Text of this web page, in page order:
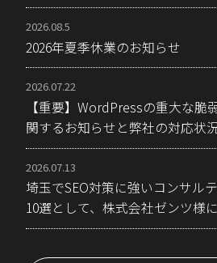
2026.08.5
2026年夏季休業のお知らせ
2026.07.22
【重要】WordPressの重大な脆
関するお知らせと弊社の対応状
2026.07.13
埼玉でSEO対策に強いコンサル
10選として、株式会社ゼンツ様